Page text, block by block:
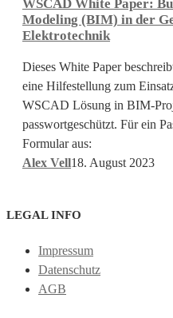
Building
Information
(BIM)
Gebäudeautomation
und
Elektrotechnik
WSCAD White Paper:
Modeling (BIM) in der
Elektrotechnik
Dieses White Paper
eine Hilfestellung zum
WSCAD Lösung in BIM-
passwortgeschützt. Für ein
Formular aus:
Alex Vell18. August 2023
LEGAL INFO
Impressum
Datenschutz
AGB